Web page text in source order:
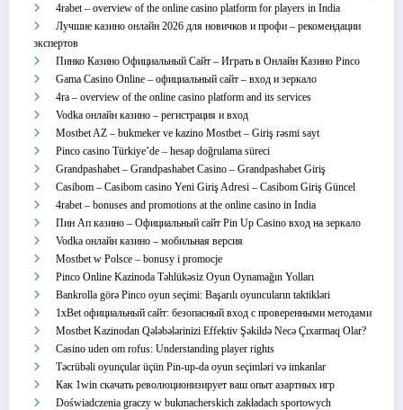
4rabet – overview of the online casino platform for players in India
Лучшие казино онлайн 2026 для новичков и профи – рекомендации
экспертов
Пинко Казино Официальный Сайт – Играть в Онлайн Казино Pinco
Gama Casino Online – официальный сайт – вход и зеркало
4ra – overview of the online casino platform and its services
Vodka онлайн казино – регистрация и вход
Mostbet AZ – bukmeker ve kazino Mostbet – Giriş rəsmi sayt
Pinco casino Türkiye’de – hesap doğrulama süreci
Grandpashabet – Grandpashabet Casino – Grandpashabet Giriş
Casibom – Casibom casino Yeni Giriş Adresi – Casibom Giriş Güncel
4rabet – bonuses and promotions at the online casino in India
Пин Ап казино – Официальный сайт Pin Up Casino вход на зеркало
Vodka онлайн казино – мобильная версия
Mostbet w Polsce – bonusy i promocje
Pinco Online Kazinoda Təhlükəsiz Oyun Oynamağın Yolları
Bankrolla görə Pinco oyun seçimi: Başarılı oyuncuların taktikləri
1xBet официальный сайт: безопасный вход с проверенными методами
Mostbet Kazinodan Qələbələrinizi Effektiv Şəkildə Necə Çıxarmaq Olar?
Casino uden om rofus: Understanding player rights
Təcrübəli oyunçular üçün Pin-up-da oyun seçimləri və imkanlar
Как 1win скачать революционизирует ваш опыт азартных игр
Doświadczenia graczy w bukmacherskich zakładach sportowych